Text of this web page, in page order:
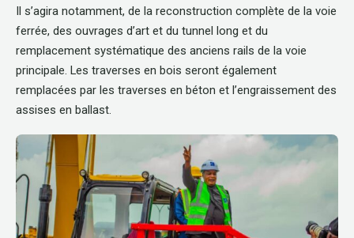
Il s’agira notamment, de la reconstruction complète de la voie
ferrée, des ouvrages d’art et du tunnel long et du
remplacement systématique des anciens rails de la voie
principale. Les traverses en bois seront également
remplacées par les traverses en béton et l’engraissement des
assises en ballast.